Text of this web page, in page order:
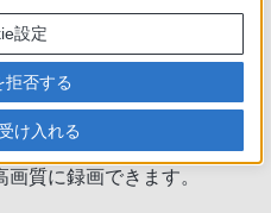
VBRの精度が向上。映像に
します。たとえば、動き
タ量を多く割り当てること
質に録画できます。
設定
拒否する
け入れる